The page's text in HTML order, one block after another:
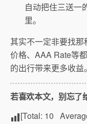
自动把住三送一
里。
其实不一定非要找
价格、AAA Rate等
的出行带来更多收益。
若喜欢本文，别忘了
[Total: 10